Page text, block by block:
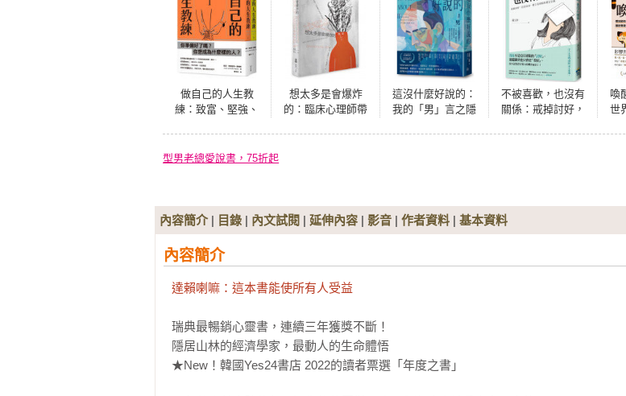
做自己的人生教
練：致富、堅強、
必修課（二冊不分
想太多是會爆炸
的：臨床心理師帶
這沒什麼好說的：
我的「男」言之隱
不被喜歡，也沒有
關係：戒掉討好，
喚
世
型男老總愛說書，75折起
內容簡介| 目錄 | 內文試閱 | 延伸內容 | 影音 | 作者資料 | 基本資料
內容簡介
達賴喇嘛：這本書能使所有人受益
瑞典最暢銷心靈書，連續三年獲獎不斷！
隱居山林的經濟學家，最動人的生命體悟
★New！韓國Yes24書店 2022的讀者票選「年度之書」